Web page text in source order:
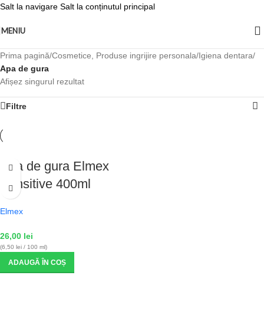
Salt la navigare Salt la conținutul principal
MENIU
Prima pagină/Cosmetice, Produse ingrijire personala/Igiena dentara/
Apa de gura
Afișez singurul rezultat
Filtre
Apa de gura Elmex
Sensitive 400ml
Elmex
26,00 lei
(6,50 lei / 100 ml)
ADAUGĂ ÎN COȘ